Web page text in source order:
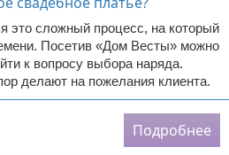
это сложный процесс, на который
Посетив «Дом Весты» можно
к вопросу выбора наряда.
делают на пожелания клиента.
Подробнее